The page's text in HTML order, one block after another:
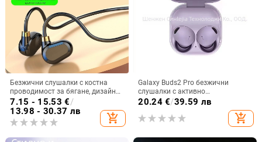
Безжични слушалки с костна
проводимост за бягане, дизайн
без вмъкване в ухото, Bluetooth
5.3, водоустойчиви, живот на
батерията над 8 часа
7.15 - 15.53 €/
13.98 - 30.37 лв
add_shopping_cart
Galaxy Buds2 Pro безжични
слушалки с активно
шумопотискане, корпус от
20.24€/39.59 лв
add_shopping_cart